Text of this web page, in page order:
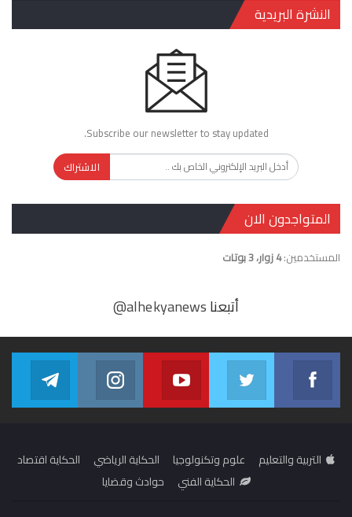
النشرة البريدية
Subscribe our newsletter to stay updated.
الاشتراك
المتواجدون الان
المستخدمين:4 زوار، 3 بوتات
أتبعنا@alhekyanews
Facebook
Join us on Facebook
Twitter
Join us on Twitter
Youtube
Join us on Youtube
alhekyanews
us on Instagram
التربية والتعليم علوم وتكنولوجيا الحكاية الرياضي
الحكاية اقتصاد
الحكاية الفني
حوادث وقضايا